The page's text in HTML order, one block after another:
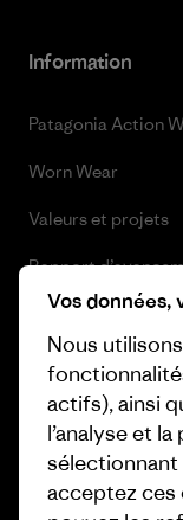
Information
Patagonia Action
Worn Wear
Valeurs et projets
Rapport
Business Unusual
Objectifs
1% For The Planet
Comment nous
Cartes cadeaux
Vos données,
Nous
actifs), ainsi
l’analyse et
sélectionnant
acceptez ces